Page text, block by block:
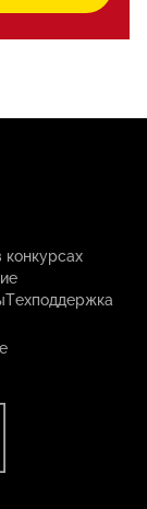
конкурсах
Техподдержка